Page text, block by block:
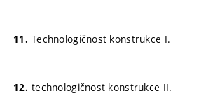
Technologičnost konstrukce I.
technologičnost konstrukce II.